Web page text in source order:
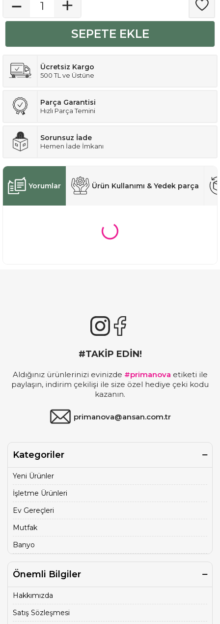
SEPETE EKLE
Ücretsiz Kargo
500 TL ve Üstüne
Parça Garantisi
Hızlı Parça Temini
Sorunsuz İade
Hemen İade İmkanı
Yorumlar Ürün Kullanımı & Yedek parça
#TAKİP EDİN!
Aldığınız ürünlerinizi evinizde #primanova etiketi ile
paylaşın, indirim çekilişi ile size özel hediye çeki kodu
kazanın.
primanova@ansan.com.tr
Kategoriler
Yeni Ürünler
İşletme Ürünleri
Ev Gereçleri
Mutfak
Banyo
Önemli Bilgiler
Hakkımızda
Satış Sözleşmesi